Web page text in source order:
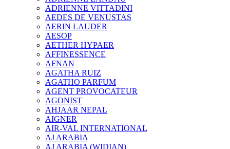
ADRIENNE VITTADINI
AEDES DE VENUSTAS
AERIN LAUDER
AESOP
AETHER HYPAER
AFFINESSENCE
AFNAN
AGATHA RUIZ
AGATHO PARFUM
AGENT PROVOCATEUR
AGONIST
AHJAAR NEPAL
AIGNER
AIR-VAL INTERNATIONAL
AJ ARABIA
AJ ARABIA (WIDIAN)